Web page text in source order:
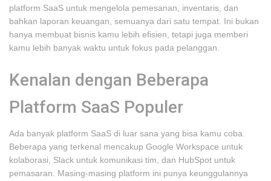
platform SaaS untuk mengelola pemesanan, inventaris, dan
bahkan laporan keuangan, semuanya dari satu tempat. Ini bukan
hanya membuat bisnis kamu lebih efisien, tetapi juga memberi
kamu lebih banyak waktu untuk fokus pada pelanggan.
Kenalan dengan Beberapa
Platform SaaS Populer
Ada banyak platform SaaS di luar sana yang bisa kamu coba.
Beberapa yang terkenal mencakup Google Workspace untuk
kolaborasi, Slack untuk komunikasi tim, dan HubSpot untuk
pemasaran. Masing-masing platform ini punya keunggulannya